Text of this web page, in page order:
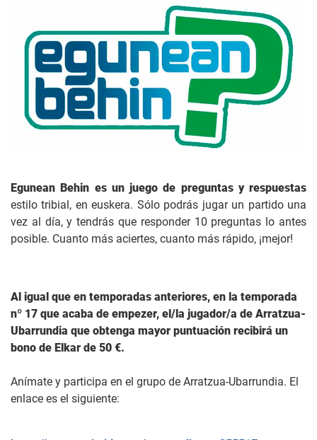
Egunean Behin es un juego de preguntas y respuestas
estilo tribial, en euskera. Sólo podrás jugar un partido una
vez al día, y tendrás que responder 10 preguntas lo antes
posible. Cuanto más aciertes, cuanto más rápido, ¡mejor!
Al igual que en temporadas anteriores, en la temporada
nº 17 que acaba de empezer, el/la jugador/a de Arratzua-
Ubarrundia que obtenga mayor puntuación recibirá un
bono de Elkar de 50 €.
Anímate y participa en el grupo de Arratzua-Ubarrundia. El
enlace es el siguiente: